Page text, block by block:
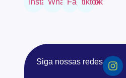
Siga nossas redes